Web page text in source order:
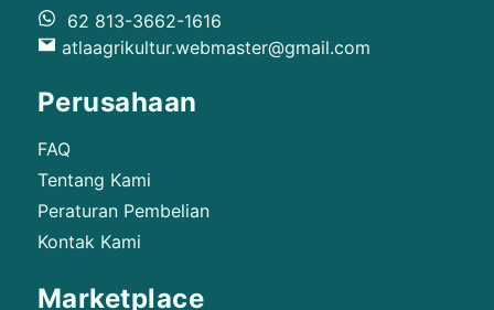
62 813-3662-1616
atlaagrikultur.webmaster@gmail.com
Perusahaan
FAQ
Tentang Kami
Peraturan Pembelian
Kontak Kami
Marketplace